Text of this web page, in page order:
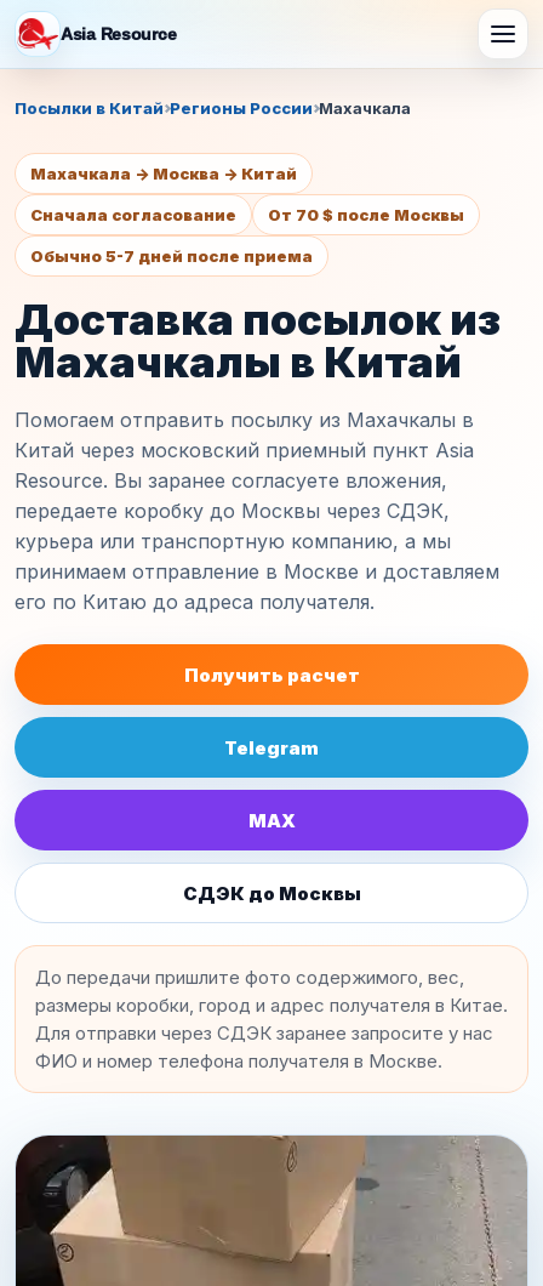
Asia Resource
Посылки в Китай Регионы России Махачкала
Махачкала -> Москва -> Китай
Сначала согласование От 70 $ после Москвы
Обычно 5-7 дней после приема
Доставка посылок из
Махачкалы в Китай
Помогаем отправить посылку из Махачкалы в
Китай через московский приемный пункт Asia
Resource. Вы заранее согласуете вложения,
передаете коробку до Москвы через СДЭК,
курьера или транспортную компанию, а мы
принимаем отправление в Москве и доставляем
его по Китаю до адреса получателя.
Получить расчет
Telegram
MAX
СДЭК до Москвы
До передачи пришлите фото содержимого, вес,
размеры коробки, город и адрес получателя в Китае.
Для отправки через СДЭК заранее запросите у нас
ФИО и номер телефона получателя в Москве.